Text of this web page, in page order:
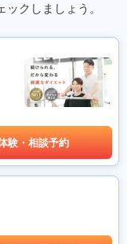
クしましょう。
験・相談予約